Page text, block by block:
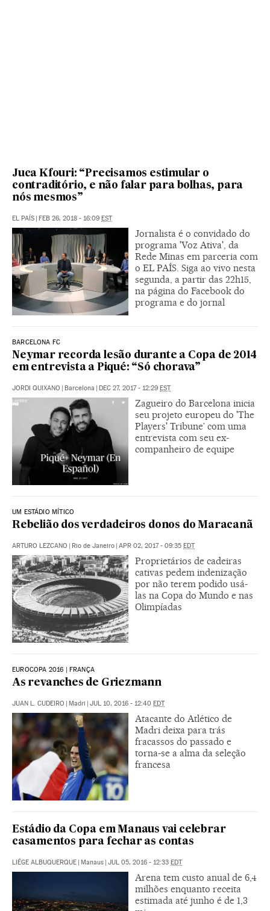
Juca Kfouri: “Precisamos estimular o
contraditório, e não falar para bolhas, para
nós mesmos”
EL PAÍS | FEB 26, 2018 - 16:09 EST
Jornalista é o convidado do
programa 'Voz Ativa', da
Rede Minas em parceria com
o EL PAÍS. Siga ao vivo nesta
segunda, a partir das 22h15,
na página do Facebook do
programa e do jornal
BARCELONA FC
Neymar recorda lesão durante a Copa de 2014
em entrevista a Piqué: “Só chorava”
JORDI QUIXANO | Barcelona | DEC 27, 2017 - 12:29 EST
Zagueiro do Barcelona inicia
seu projeto europeu do 'The
Players' Tribune’ com uma
entrevista com seu ex-
companheiro de equipe
UM ESTÁDIO MÍTICO
Rebelião dos verdadeiros donos do Maracanã
ARTURO LEZCANO | Rio de Janeiro | APR 02, 2017 - 09:35 EDT
Proprietários de cadeiras
cativas pedem indenização
por não terem podido usá-
las na Copa do Mundo e nas
Olimpíadas
EUROCOPA 2016 | FRANÇA
As revanches de Griezmann
JUAN L. CUDEIRO | Madri | JUL 10, 2016 - 12:40 EDT
Atacante do Atlético de
Madri deixa para trás
fracassos do passado e
torna-se a alma da seleção
francesa
Estádio da Copa em Manaus vai celebrar
casamentos para fechar as contas
LIÉGE ALBUQUERQUE | Manaus | JUL 05, 2016 - 12:33 EDT
Arena tem custo anual de 6,4
milhões enquanto receita
estimada até junho é de 1,3